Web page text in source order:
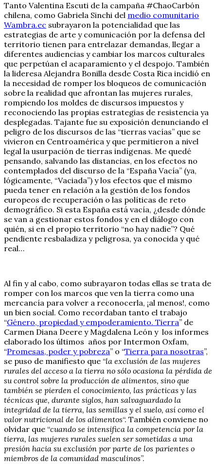
Tanto Valentina Escuti de la campaña #ChaoCarbón
chilena, como Gabriela Sinchi del medio comunitario
Wambra.ec subrayaron la potencialidad que las
estrategias de arte y comunicación por la defensa del
territorio tienen para entrelazar demandas, llegar a
diferentes audiencias y cambiar los marcos culturales
que perpetúan el acaparamiento y el despojo. También
la lideresa Alejandra Bonilla desde Costa Rica incidió en
la necesidad de romper los bloqueos de comunicación
sobre la realidad que afrontan las mujeres rurales,
rompiendo los moldes de discursos impuestos y
reconociendo las propias estrategias de resistencia ya
desplegadas. Tajante fue su exposición denunciando el
peligro de los discursos de las “tierras vacías” que se
vivieron en Centroamérica y que permitieron a nivel
legal la usurpación de tierras indígenas. Me quedé
pensando, salvando las distancias, en los efectos no
contemplados del discurso de la “España Vacía” (ya,
lógicamente, “Vaciada”) y los efectos que el mismo
pueda tener en relación a la gestión de los fondos
europeos de recuperación o las políticas de reto
demográfico. Si esta España está vacía, ¿desde dónde
se van a gestionar estos fondos y en el diálogo con
quién, si en el propio territorio “no hay nadie”? Qué
pendiente resbaladiza y peligrosa, ya conocida y qué
real…
Al fin y al cabo, como subrayaron todas ellas se trata de
romper con los marcos que ven la tierra como una
mercancía para volver a reconocerla, ¡al menos!, como
un bien social. Como recordaban tanto el trabajo
“Género, propiedad y empoderamiento. Tierra” de
Carmen Diana Deere y Magdalena León y los informes
elaborado los últimos años por Intermon Oxfam,
“Promesas, poder y pobreza” o “Tierra para nosotras”,
se puso de manifiesto que “la exclusión de las mujeres
rurales del acceso a la tierra no sólo ocasiona la pérdida de
su control sobre la producción de alimentos, sino que
también se pierden el conocimiento, las prácticas y las
técnicas que, durante siglos, han salvaguardado la
integridad de la tierra, las semillas y el suelo, así como el
valor nutricional de los alimentos“. También conviene no
olvidar que “cuando se intensifica la competencia por la
tierra, las mujeres rurales suelen ser sometidas a una
presión hacia su exclusión por parte de los parientes o
miembros de la comunidad masculinos”.